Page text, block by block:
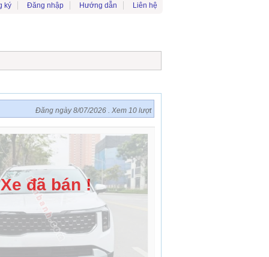
ký Đăng nhập Hướng dẫn Liên hệ
Đăng ngày 8/07/2026 . Xem 10 lượt
Xe đã bán !